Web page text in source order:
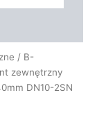
/ B-
zewnętrzny
DN10-2SN